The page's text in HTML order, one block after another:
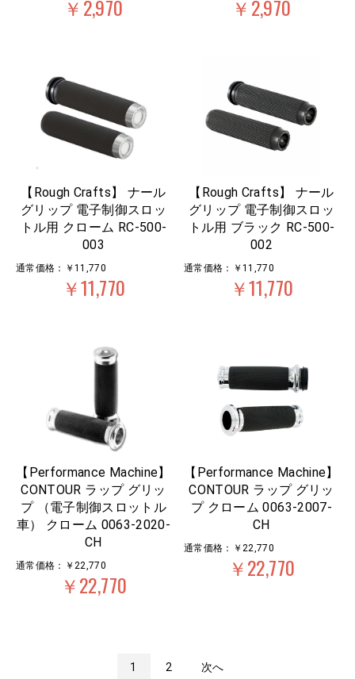
￥2,970 ￥2,970
【Rough Crafts】 ナール
グリップ 電子制御スロッ
トル用 クローム RC-500-
003
通常価格：￥11,770
￥11,770
【Rough Crafts】 ナール
グリップ 電子制御スロッ
トル用 ブラック RC-500-
002
通常価格：￥11,770
￥11,770
【Performance Machine】
CONTOUR ラップ グリッ
プ （電子制御スロットル
車） クローム 0063-2020-
CH
通常価格：￥22,770
￥22,770
【Performance Machine】
CONTOUR ラップ グリッ
プ クローム 0063-2007-
CH
通常価格：￥22,770
￥22,770
1 2 次へ